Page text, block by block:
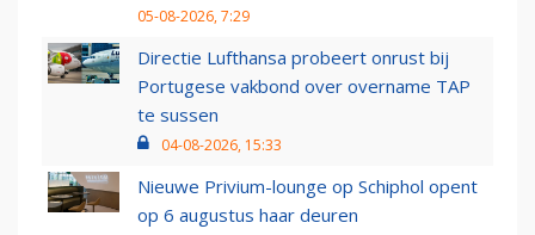
05-08-2026, 7:29
Directie Lufthansa probeert onrust bij
Portugese vakbond over overname TAP
te sussen
04-08-2026, 15:33
Nieuwe Privium-lounge op Schiphol opent
op 6 augustus haar deuren